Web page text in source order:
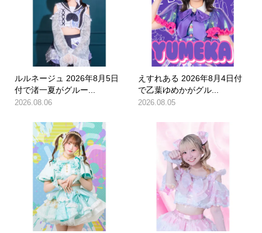
ルルネージュ 2026年8月5日
付で渚一夏がグルー...
2026.08.06
えすれある 2026年8月4日付
で乙葉ゆめかがグル...
2026.08.05